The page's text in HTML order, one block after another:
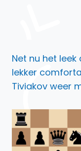
Net nu het leek
lekker
Tiviakov weer